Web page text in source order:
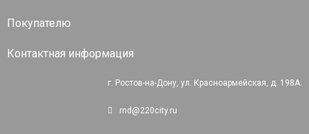
Покупателю
Контактная информация
г. Ростов-на-Дону, ул. Красноармейская, д. 198А.
rnd@220city.ru